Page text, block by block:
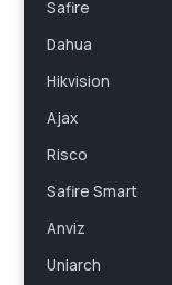
Safire
Dahua
Hikvision
Ajax
Risco
Safire Smart
Anviz
Uniarch